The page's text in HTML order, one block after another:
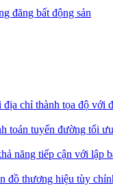
đăng bất động sản
địa chỉ thành tọa độ với
toán tuyến đường tối
năng tiếp cận với lập
đồ thương hiệu tùy